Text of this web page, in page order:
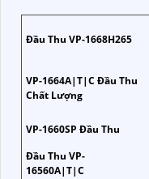
Đầu Thu VP-1668H265
VP-1664A|T|C Đầu Thu
Chất Lượng
VP-1660SP Đầu Thu
Đầu Thu VP-
16560A|T|C